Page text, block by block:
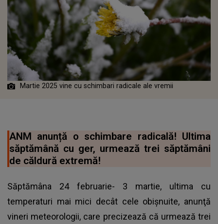
Martie 2025 vine cu schimbari radicale ale vremii
ANM anunță o schimbare radicală! Ultima
săptămână cu ger, urmează trei săptămâni
de căldură extremă!
Săptămâna 24 februarie- 3 martie, ultima cu
temperaturi mai mici decât cele obişnuite, anunţă
vineri meteorologii, care precizează că urmează trei